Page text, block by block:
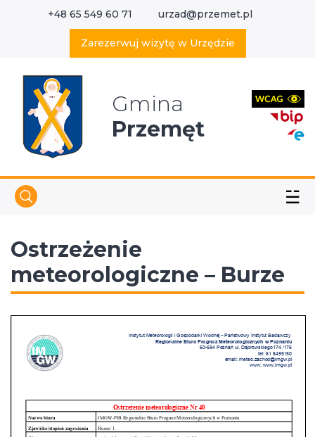
+48 65 549 60 71 urzad@przemet.pl
Zarezerwuj wizytę w Urzędzie
Gmina
Przemęt
☱
Ostrzeżenie
meteorologiczne – Burze
Wyszukaj w serwisie